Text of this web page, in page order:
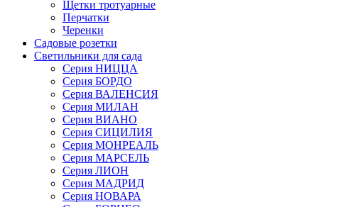
Щетки тротуарные
Перчатки
Черенки
Садовые розетки
Светильники для сада
Серия НИЦЦА
Серия БОРДО
Серия ВАЛЕНСИЯ
Серия МИЛАН
Серия ВИАНО
Серия СИЦИЛИЯ
Серия МОНРЕАЛЬ
Серия МАРСЕЛЬ
Серия ЛИОН
Серия МАДРИД
Серия НОВАРА